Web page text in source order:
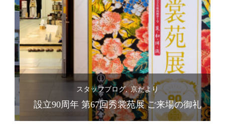
スタッフブログ 京だより
設立90周年 第67回秀裳苑展 ご来場の御礼